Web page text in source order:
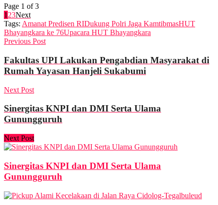
Page 1 of 3
1 23Next
Tags: Amanat Predisen RIDukung Polri Jaga KamtibmasHUT
Bhayangkara ke 76Upacara HUT Bhayangkara
Previous Post
Fakultas UPI Lakukan Pengabdian Masyarakat di
Rumah Yayasan Hanjeli Sukabumi
Next Post
Sinergitas KNPI dan DMI Serta Ulama
Gunungguruh
Next Post
Sinergitas KNPI dan DMI Serta Ulama
Gunungguruh